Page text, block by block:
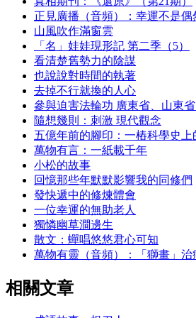
正見廣播（音頻）：幸運不是偶
山風吹作滿窗雲
「名」娃娃現形記 第二季（5）
看清楚舊勢力的陰謀
也說說對時間的執著
去掉不行就換的人心
參與迫害法輪功 廣東省、山東
隨想幾則：刺激 現代觀念
五億年前的腳印：一樁科學史上
萬物有言：一紙載千年
小松的故事
回憶那些年默默影響我的同修們
發快遞中的修煉體會
一位幸運的無助老人
獨憐幽草澗邊生
散文：蟬唱悠悠君心可知
萬物有靈（音頻）：「獅畫」治
相關文章